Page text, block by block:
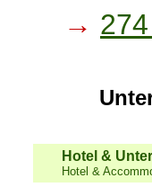
→
Hotel &
Hotel &